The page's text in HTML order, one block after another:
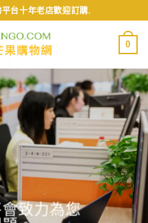
台十年老店歡迎訂購.
0
致力為您